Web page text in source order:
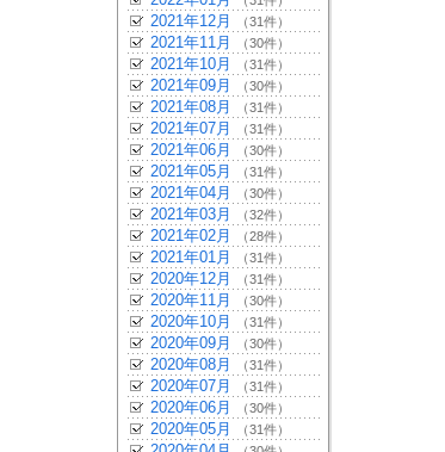
2021年12月 （31件）
2021年11月 （30件）
2021年10月 （31件）
2021年09月 （30件）
2021年08月 （31件）
2021年07月 （31件）
2021年06月 （30件）
2021年05月 （31件）
2021年04月 （30件）
2021年03月 （32件）
2021年02月 （28件）
2021年01月 （31件）
2020年12月 （31件）
2020年11月 （30件）
2020年10月 （31件）
2020年09月 （30件）
2020年08月 （31件）
2020年07月 （31件）
2020年06月 （30件）
2020年05月 （31件）